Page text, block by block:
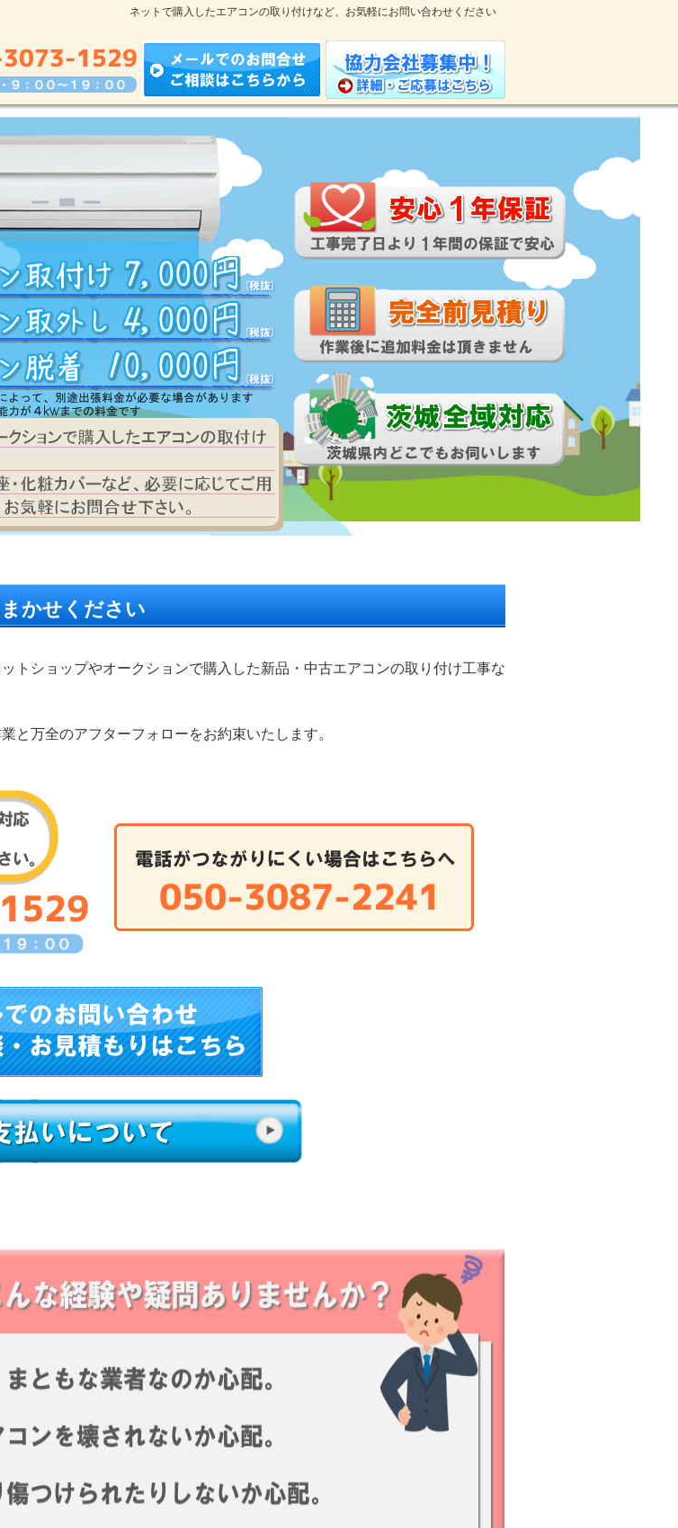
ネットで購入したエアコンの取り付けなど、お気軽にお問い合わせください
かせください
トショップやオークションで購入した新品・中古エアコンの取り付け工事な
と万全のアフターフォローをお約束いたします。